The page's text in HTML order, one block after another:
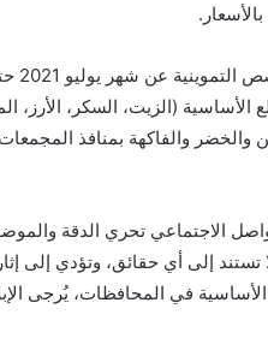
وفي
الأساسية (الزيت، السكر،
والخضر والفاكهة بمنافذ
الاجتماعي تحري الدقة
إلى أي حقائق، وتؤدي إلى
في المحافظات، يُرجى